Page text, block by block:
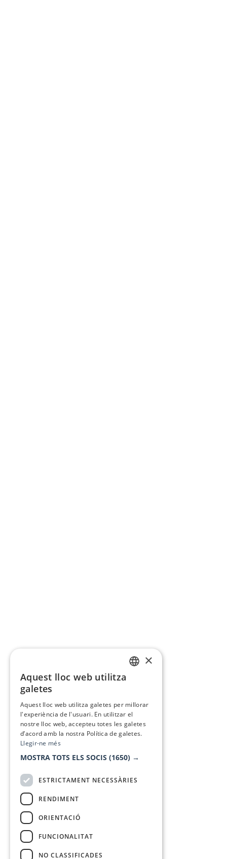
×
Aquest lloc web utilitza
galetes
Aquest lloc web utilitza galetes per millorar
l'experiència de l'usuari. En utilitzar el
nostre lloc web, accepteu totes les galetes
d’acord amb la nostra Política de galetes.
Llegir-ne més
MOSTRA TOTS ELS SOCIS (1650) →
ESTRICTAMENT NECESSÀRIES
RENDIMENT
ORIENTACIÓ
FUNCIONALITAT
NO CLASSIFICADES